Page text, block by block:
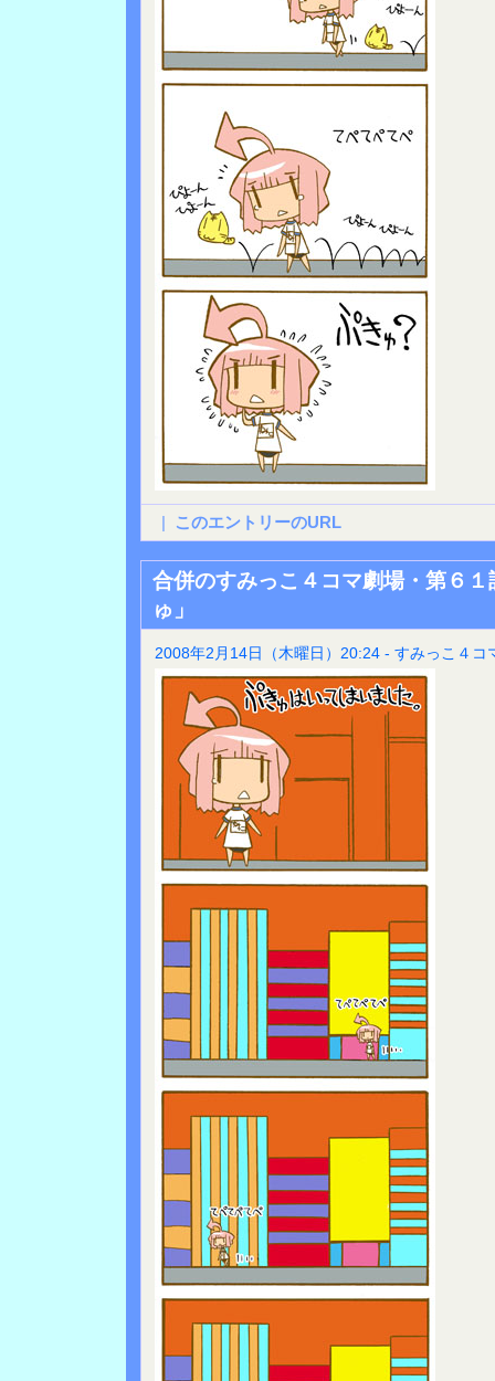
| このエントリーのURL
合併のすみっこ４コマ劇場・第６
ゅ」
2008年2月14日（木曜日）20:24 - すみっこ４コ